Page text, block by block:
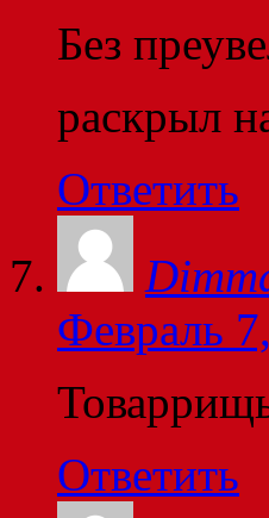
Без
раскрыл
Ответить
Февраль
Ответить